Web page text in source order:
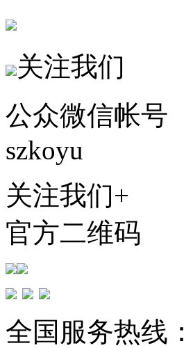
关注我们
公众微信帐号
szkoyu
关注我们+
官方二维码
全国服务热线：